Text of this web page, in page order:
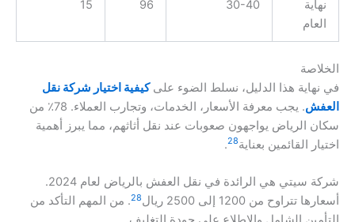
نهاية
العام
30-40
96
15
الخلاصة
في نهاية هذا الدليل، نسلط الضوء علىكيفية اختيار شركة نقل
العفش
. يجب معرفة الأسعار، الخدمات، وتجارب العملاء. 78٪ من
سكان الرياض يواجهون صعوبات عند نقل أثاثهم، مما يبرز أهمية
اختيار القائمين بعناية28
.
شركة سيتي هي الرائدة في نقل العفش بالرياض لعام 2024.
أسعارها تتراوح من 1200 إلى 2500 ريال
28. من المهم التأكد من